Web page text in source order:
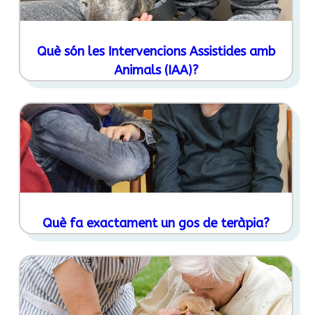
Què són les Intervencions Assistides amb
Animals (IAA)?
Què fa exactament un gos de teràpia?